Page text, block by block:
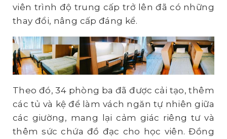
viên trình độ trung cấp trở lên đã có những
thay đổi, nâng cấp đáng kể.
Theo đó, 34 phòng ba đã được cải tạo, thêm
các tủ và kệ để làm vách ngăn tự nhiên giữa
các giường, mang lại cảm giác riêng tư và
thêm sức chứa đồ đạc cho học viên. Đồng